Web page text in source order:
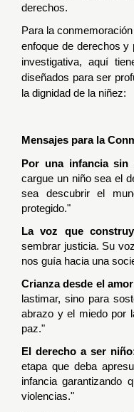
derechos.
Para la
enfoque de derechos y
investigativa, aquí
diseñados para ser
la dignidad de la niñez:
Mensajes para la
Por una infancia sin
cargue un niño sea el
sea descubrir el
protegido."
La voz que
sembrar justicia. Su
nos guía hacia una
Crianza desde el
lastimar, sino para
abrazo y el miedo por
paz."
El derecho a ser
etapa que deba
infancia garantizando
violencias."